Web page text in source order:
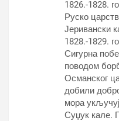
1826.-1828.
Руско
Јеривански
1828.-1829.
Сигурна
поводом
Османског
добили
мора
Суџук кале.